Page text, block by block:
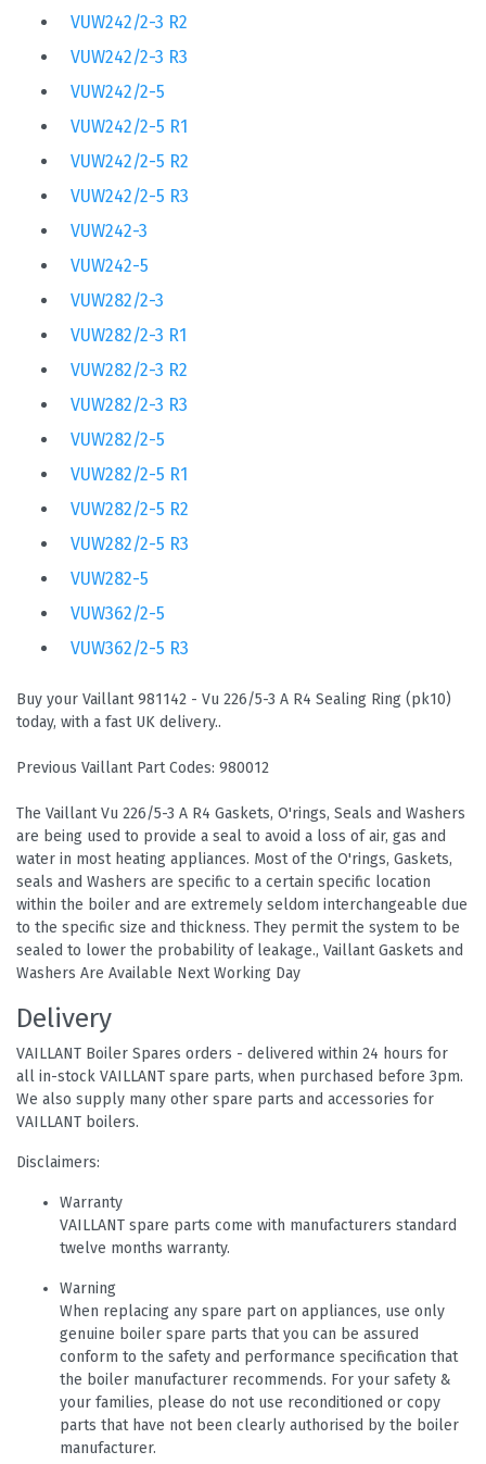
VUW242/2-3 R2
VUW242/2-3 R3
VUW242/2-5
VUW242/2-5 R1
VUW242/2-5 R2
VUW242/2-5 R3
VUW242-3
VUW242-5
VUW282/2-3
VUW282/2-3 R1
VUW282/2-3 R2
VUW282/2-3 R3
VUW282/2-5
VUW282/2-5 R1
VUW282/2-5 R2
VUW282/2-5 R3
VUW282-5
VUW362/2-5
VUW362/2-5 R3
Buy your Vaillant 981142 - Vu 226/5-3 A R4 Sealing Ring (pk10)
today, with a fast UK delivery..
Previous Vaillant Part Codes: 980012
The Vaillant Vu 226/5-3 A R4 Gaskets, O'rings, Seals and Washers
are being used to provide a seal to avoid a loss of air, gas and
water in most heating appliances. Most of the O'rings, Gaskets,
seals and Washers are specific to a certain specific location
within the boiler and are extremely seldom interchangeable due
to the specific size and thickness. They permit the system to be
sealed to lower the probability of leakage., Vaillant Gaskets and
Washers Are Available Next Working Day
Delivery
VAILLANT Boiler Spares orders - delivered within 24 hours for
all in-stock VAILLANT spare parts, when purchased before 3pm.
We also supply many other spare parts and accessories for
VAILLANT boilers.
Disclaimers:
Warranty
VAILLANT spare parts come with manufacturers standard
twelve months warranty.
Warning
When replacing any spare part on appliances, use only
genuine boiler spare parts that you can be assured
conform to the safety and performance specification that
the boiler manufacturer recommends. For your safety &
your families, please do not use reconditioned or copy
parts that have not been clearly authorised by the boiler
manufacturer.